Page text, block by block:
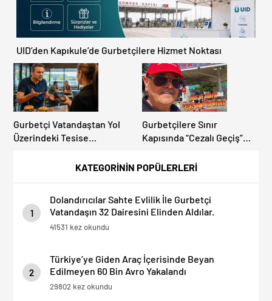
KATEGORİNİN POPÜLERLERİ
1
Dolandırıcılar Sahte Evlilik İle Gurbetçi
Vatandaşın 32 Dairesini Elinden Aldılar.
41531 kez okundu
2
Türkiye’ye Giden Araç İçerisinde Beyan
Edilmeyen 60 Bin Avro Yakalandı
29802 kez okundu
UID’den Kapıkule’de Gurbetçilere Hizmet Noktası
Gurbetçi Vatandaştan Yol
Üzerindeki Tesise
“Hesabınızı Mutlaka Kontrol
Gurbetçilere Sınır
Kapısında “Cezalı Geçiş”
Dışına Çıkamıyor!